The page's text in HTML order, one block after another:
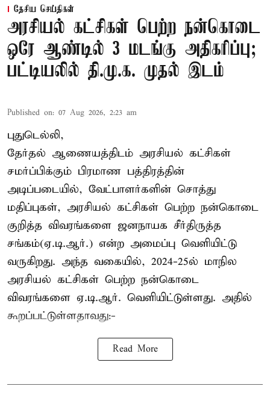
தேசிய செய்திகள்
அரசியல் கட்சிகள் பெற்ற நன்கொடை
ஒரே ஆண்டில் 3 மடங்கு அதிகரிப்பு;
பட்டியலில் தி.மு.க. முதல் இடம்
Published on: 07 Aug 2026, 2:23 am
புதுடெல்லி,
தேர்தல் ஆணையத்திடம் அரசியல் கட்சிகள்
சமர்ப்பிக்கும் பிரமாண பத்திரத்தின்
அடிப்படையில், வேட்பாளர்களின் சொத்து
மதிப்புகள், அரசியல் கட்சிகள் பெற்ற நன்கொடை
குறித்த விவரங்களை ஜனநாயக சீர்திருத்த
சங்கம்(ஏ.டி.ஆர்.) என்ற அமைப்பு வெளியிட்டு
வருகிறது. அந்த வகையில், 2024-25ல் மாநில
அரசியல் கட்சிகள் பெற்ற நன்கொடை
விவரங்களை ஏ.டி.ஆர். வெளியிட்டுள்ளது. அதில்
கூறப்பட்டுள்ளதாவது:-
Read More